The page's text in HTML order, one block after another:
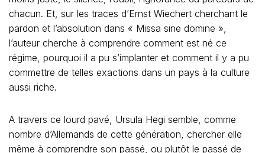
chacun. Et, sur les traces d’Ernst Wiechert cherchant le
pardon et l’absolution dans « Missa sine domine »,
l’auteur cherche à comprendre comment est né ce
régime, pourquoi il a pu s’implanter et comment il y a pu
commettre de telles exactions dans un pays à la culture
aussi riche.
A travers ce lourd pavé, Ursula Hegi semble, comme
nombre d’Allemands de cette génération, chercher elle
même à comprendre son passé, ou plutôt le passé de